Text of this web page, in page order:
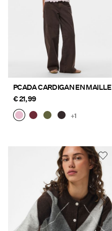
PCADA CARDIGAN EN MAILLE
€ 21,99
+1